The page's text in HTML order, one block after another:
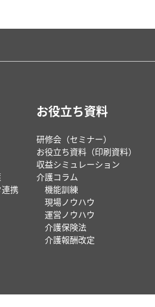
連携
お役立ち資料
研修会（セミナー）
お役立ち資料（印刷資料）
収益シミュレーション
介護コラム
機能訓練
現場ノウハウ
運営ノウハウ
介護保険法
介護報酬改定